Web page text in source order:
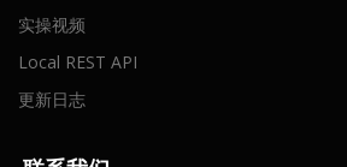
实操视频
Local REST API
更新日志